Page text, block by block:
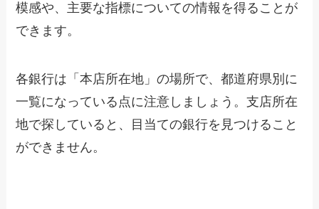
模感や、主要な指標についての情報を得ることが
できます。
各銀行は「本店所在地」の場所で、都道府県別に
一覧になっている点に注意しましょう。支店所在
地で探していると、目当ての銀行を見つけること
ができません。